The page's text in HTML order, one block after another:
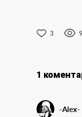
3
1
-Alex-